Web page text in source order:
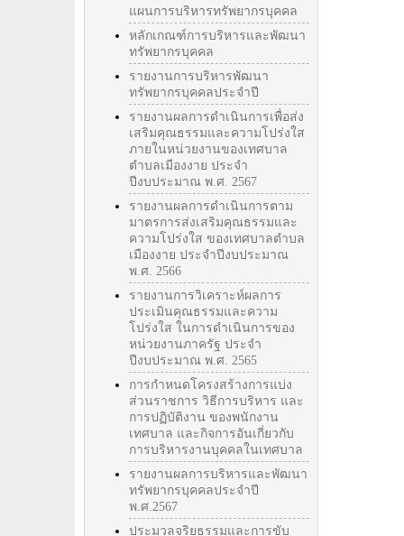
แผนการบริหารทรัพยากรบุคคล
หลักเกณฑ์การบริหารและพัฒนา
ทรัพยากรบุคคล
รายงานการบริหารพัฒนา
ทรัพยากรบุคคลประจำปี
รายงานผลการดำเนินการเพื่อส่ง
เสริมคุณธรรมและความโปร่งใส
ภายในหน่วยงานของเทศบาล
ตำบลเมืองงาย ประจำ
ปีงบประมาณ พ.ศ. 2567
รายงานผลการดำเนินการตาม
มาตรการส่งเสริมคุณธรรมและ
ความโปร่งใส ของเทศบาลตำบล
เมืองงาย ประจำปีงบประมาณ
พ.ศ. 2566
รายงานการวิเคราะห์ผลการ
ประเมินคุณธรรมและความ
โปร่งใส ในการดำเนินการของ
หน่วยงานภาครัฐ ประจำ
ปีงบประมาณ พ.ศ. 2565
การกำหนดโครงสร้างการแบ่ง
ส่วนราชการ วิธีการบริหาร และ
การปฏิบัติงาน ของพนักงาน
เทศบาล และกิจการอันเกี่ยวกับ
การบริหารงานบุคคลในเทศบาล
รายงานผลการบริหารและพัฒนา
ทรัพยากรบุคคลประจำปี
พ.ศ.2567
ประมวลจริยธรรมและการขับ